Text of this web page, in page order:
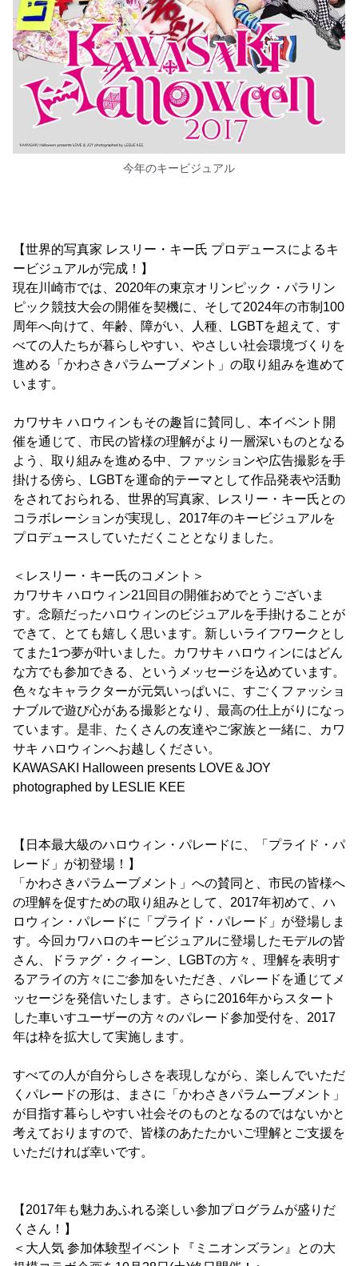
今年のキービジュアル
【世界的写真家 レスリー・キー氏 プロデュースによるキ
ービジュアルが完成！】
現在川崎市では、2020年の東京オリンピック・パラリン
ピック競技大会の開催を契機に、そして2024年の市制100
周年へ向けて、年齢、障がい、人種、LGBTを超えて、す
べての人たちが暮らしやすい、やさしい社会環境づくりを
進める「かわさきパラムーブメント」の取り組みを進めて
います。
カワサキ ハロウィンもその趣旨に賛同し、本イベント開
催を通じて、市民の皆様の理解がより一層深いものとなる
よう、取り組みを進める中、ファッションや広告撮影を手
掛ける傍ら、LGBTを運命的テーマとして作品発表や活動
をされておられる、世界的写真家、レスリー・キー氏との
コラボレーションが実現し、2017年のキービジュアルを
プロデュースしていただくこととなりました。
＜レスリー・キー氏のコメント＞
カワサキ ハロウィン21回目の開催おめでとうございま
す。念願だったハロウィンのビジュアルを手掛けることが
できて、とても嬉しく思います。新しいライフワークとし
てまた1つ夢が叶いました。カワサキ ハロウィンにはどん
な方でも参加できる、というメッセージを込めています。
色々なキャラクターが元気いっぱいに、すごくファッショ
ナブルで遊び心がある撮影となり、最高の仕上がりになっ
ています。是非、たくさんの友達やご家族と一緒に、カワ
サキ ハロウィンへお越しください。
KAWASAKI Halloween presents LOVE＆JOY
photographed by LESLIE KEE
【日本最大級のハロウィン・パレードに、「プライド・パ
レード」が初登場！】
「かわさきパラムーブメント」への賛同と、市民の皆様へ
の理解を促すための取り組みとして、2017年初めて、ハ
ロウィン・パレードに「プライド・パレード」が登場しま
す。今回カワハロのキービジュアルに登場したモデルの皆
さん、ドラァグ・クィーン、LGBTの方々、理解を表明す
るアライの方々にご参加をいただき、パレードを通じてメ
ッセージを発信いたします。さらに2016年からスタート
した車いすユーザーの方々のパレード参加受付を、2017
年は枠を拡大して実施します。
すべての人が自分らしさを表現しながら、楽しんでいただ
くパレードの形は、まさに「かわさきパラムーブメント」
が目指す暮らしやすい社会そのものとなるのではないかと
考えておりますので、皆様のあたたかいご理解とご支援を
いただければ幸いです。
【2017年も魅力あふれる楽しい参加プログラムが盛りだ
くさん！】
＜大人気 参加体験型イベント『ミニオンズラン』との大